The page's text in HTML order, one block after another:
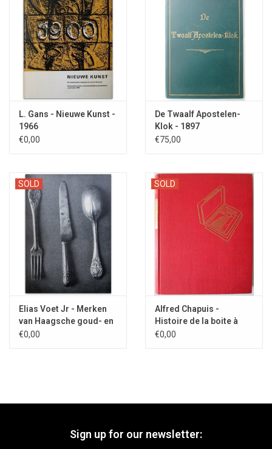
L. Gans - Nieuwe Kunst -
1966
€0,00
De Twaalf Apostelen-
Klok - 1897
€75,00
SOLD
Elias Voet Jr - Merken
van Haagsche goud- en
zilversmeden - 1941
€0,00
SOLD
Alfred Chapuis -
Histoire de la boite à
musique - 1955
€0,00
Sign up for our newsletter: